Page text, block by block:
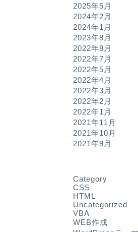
2025年5月
2024年2月
2024年1月
2023年8月
2022年8月
2022年7月
2022年5月
2022年4月
2022年3月
2022年2月
2022年1月
2021年11月
2021年10月
2021年9月
Category
CSS
HTML
Uncategorized
VBA
WEB作成